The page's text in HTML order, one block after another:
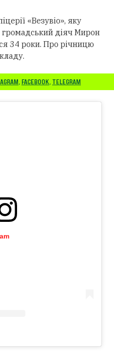
«Везувіо», яку
громадський діяч Мирон
34 роки. Про річницю
, FACEBOOK, TELEGRAM